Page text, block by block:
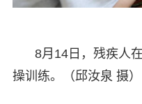
8月14日，残疾人
操训练。（邱汝泉 摄）